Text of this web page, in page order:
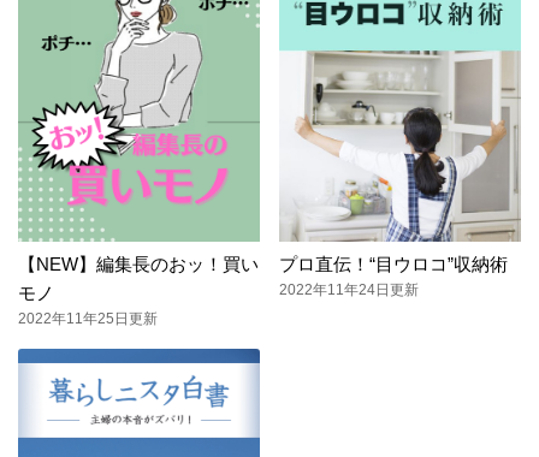
【NEW】編集長のおッ！買い
モノ
2022年11年25日更新
プロ直伝！“目ウロコ”収納術
2022年11年24日更新